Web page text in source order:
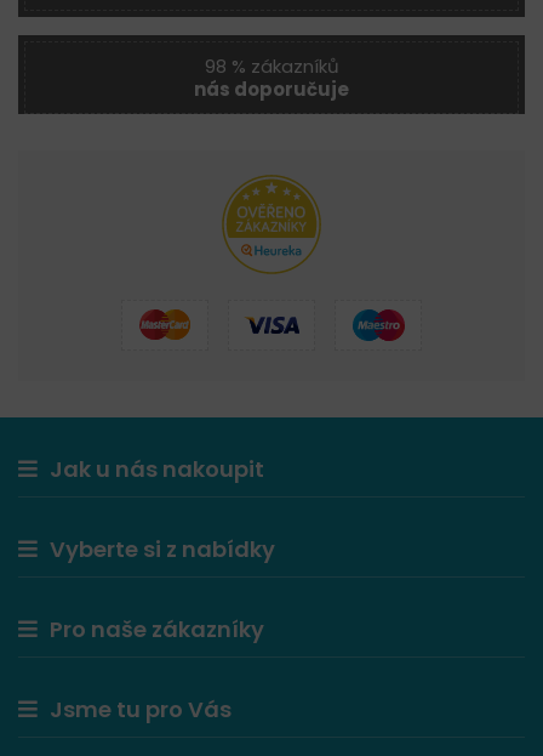
98 % zákazníků
nás doporučuje
Jak u nás nakoupit
Vyberte si z nabídky
Pro naše zákazníky
Jsme tu pro Vás